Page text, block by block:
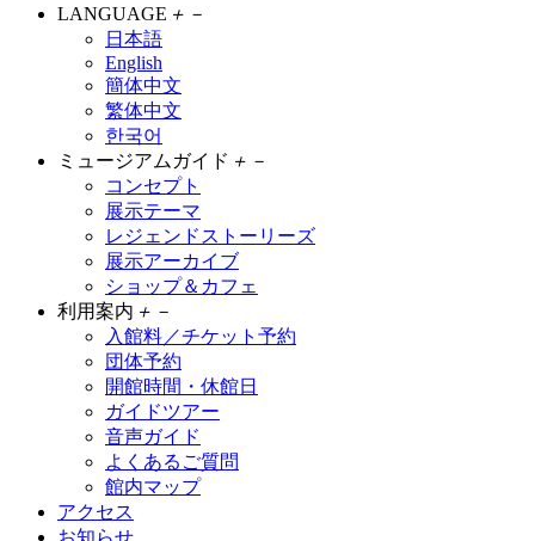
LANGUAGE ＋ －
日本語
English
簡体中文
繁体中文
한국어
ミュージアムガイド ＋ －
コンセプト
展示テーマ
レジェンドストーリーズ
展示アーカイブ
ショップ＆カフェ
利用案内 ＋ －
入館料／チケット予約
団体予約
開館時間・休館日
ガイドツアー
音声ガイド
よくあるご質問
館内マップ
アクセス